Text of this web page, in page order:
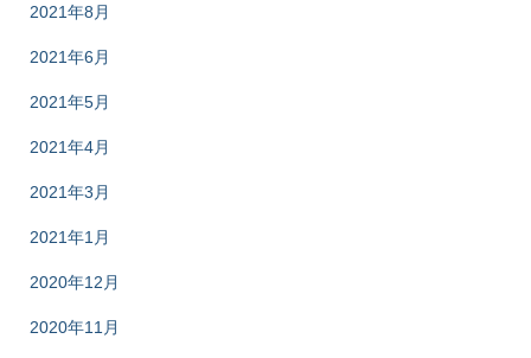
2021年8月
2021年6月
2021年5月
2021年4月
2021年3月
2021年1月
2020年12月
2020年11月